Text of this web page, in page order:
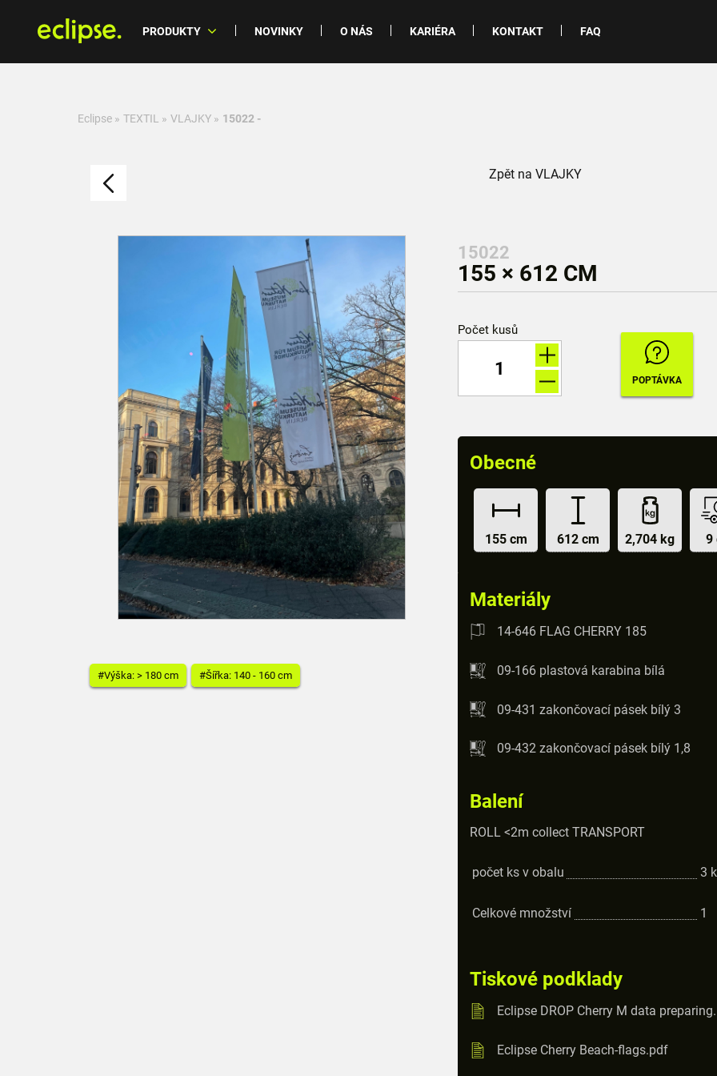
PRODUKTY NOVINKY O NÁS KARIÉRA KONTAKT FAQ
Eclipse » TEXTIL » VLAJKY » 15022 -
Zpět na VLAJKY
#Výška: > 180 cm #Šířka: 140 - 160 cm
15022
155 × 612 CM
Počet kusů
Obecné
155 cm 612 cm 2,704 kg 9
Materiály
14-646 FLAG CHERRY 185
09-166 plastová karabina bílá
09-431 zakončovací pásek bílý 3
09-432 zakončovací pásek bílý 1,8
Balení
ROLL <2m collect TRANSPORT
počet ks v obalu 3
Celkové množství 1
Tiskové podklady
Eclipse DROP Cherry M data
Eclipse Cherry Beach-flags.pdf